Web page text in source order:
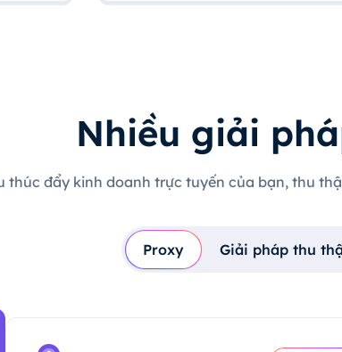
Nhiều giải
thúc đẩy kinh doanh trực tuyến của bạn, thu
Proxy Giải pháp thu